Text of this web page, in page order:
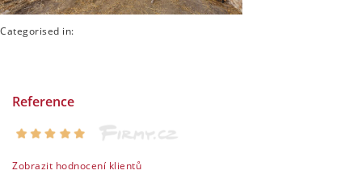
Categorised in:
Reference
Zobrazit hodnocení klientů